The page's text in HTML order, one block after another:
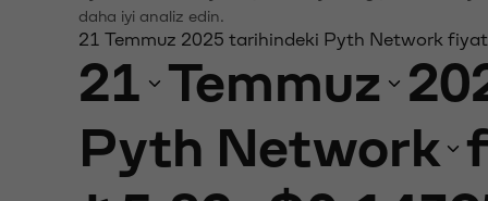
daha iyi analiz edin.
21 Temmuz 2025 tarihindeki Pyth Network
21 Temmuz
Pyth Network